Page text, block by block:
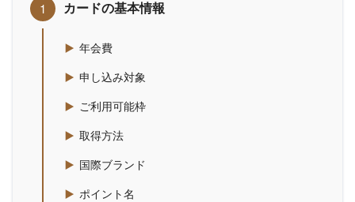
カードの基本情報
年会費
申し込み対象
ご利用可能枠
取得方法
国際ブランド
ポイント名